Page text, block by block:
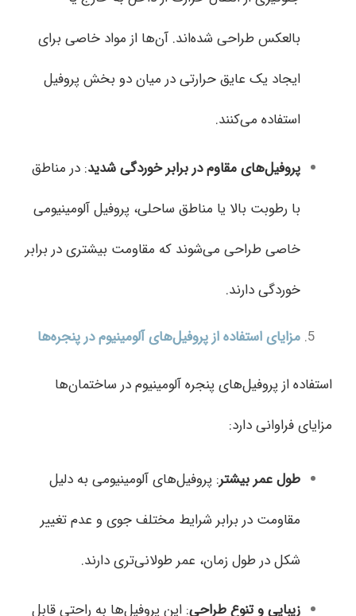
بالعکس طراحی شده‌اند. آن‌ها از مواد خاصی برای
ایجاد یک عایق حرارتی در میان دو بخش پروفیل
استفاده می‌کنند.
پروفیل‌های مقاوم در برابر خوردگی شدید: در مناطق
با رطوبت بالا یا مناطق ساحلی، پروفیل‌ آلومینیومی
خاصی طراحی می‌شوند که مقاومت بیشتری در برابر
خوردگی دارند.
مزایای استفاده از پروفیل‌های آلومینیوم در پنجره‌ها
استفاده از پروفیل‌های پنجره آلومینیوم در ساختمان‌ها
مزایای فراوانی دارد:
طول عمر بیشتر: پروفیل‌های آلومینیومی به دلیل
مقاومت در برابر شرایط مختلف جوی و عدم تغییر
شکل در طول زمان، عمر طولانی‌تری دارند.
زیبایی و تنوع طراحی: این پروفیل‌ها به راحتی قابل